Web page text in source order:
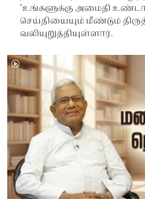
"உங்களுக்கு அமைதி
செய்தியையும் மீண்டும்
வலியுறுத்தியுள்ளார்.